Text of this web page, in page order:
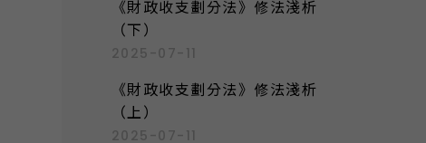
《財政收支劃分法》修法淺析
（下）
2025-07-11
《財政收支劃分法》修法淺析
（上）
2025-07-11